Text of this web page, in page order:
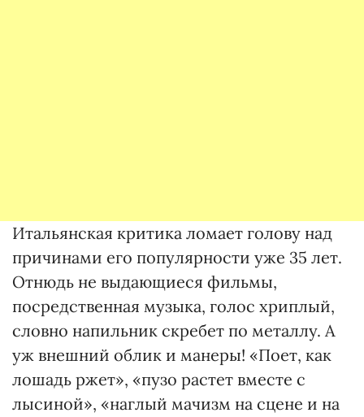
Итальянская критика ломает голову над
причинами его популярности уже 35 лет.
Отнюдь не выдающиеся фильмы,
посредственная музыка, голос хриплый,
словно напильник скребет по металлу. А
уж внешний облик и манеры! «Поет, как
лошадь ржет», «пузо растет вместе с
лысиной», «наглый мачизм на сцене и на